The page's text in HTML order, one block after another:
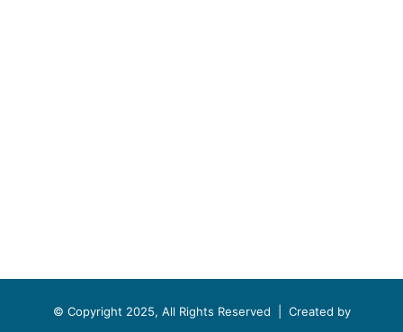
© Copyright 2025, All Rights Reserved | Created by